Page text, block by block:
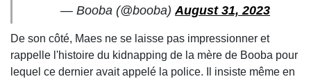
— Booba (@booba)August 31, 2023
De son côté, Maes ne se laisse pas impressionner et
rappelle l'histoire du kidnapping de la mère de Booba pour
lequel ce dernier avait appelé la police. Il insiste même en